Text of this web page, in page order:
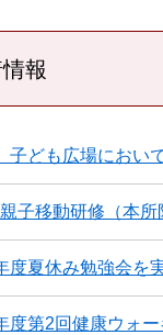
報
ども広場におい
子移動研修（本
度夏休み勉強会を
度第2回健康ウォ